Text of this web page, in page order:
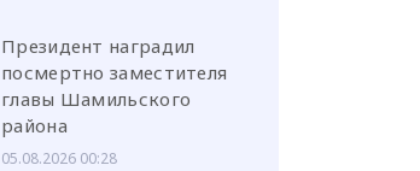
Президент наградил
посмертно заместителя
главы Шамильского
района
05.08.2026 00:28